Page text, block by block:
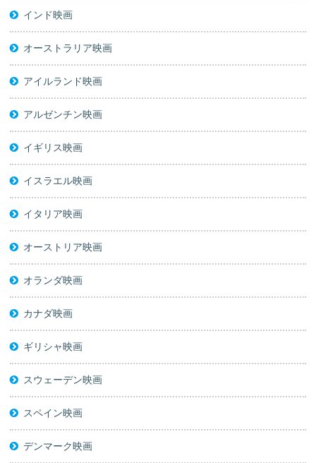
インド映画
オーストラリア映画
アイルランド映画
アルゼンチン映画
イギリス映画
イスラエル映画
イタリア映画
オーストリア映画
オランダ映画
カナダ映画
ギリシャ映画
スウェーデン映画
スペイン映画
デンマーク映画